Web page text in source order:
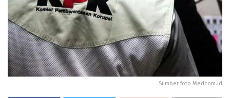
Sumber foto Medcom.id